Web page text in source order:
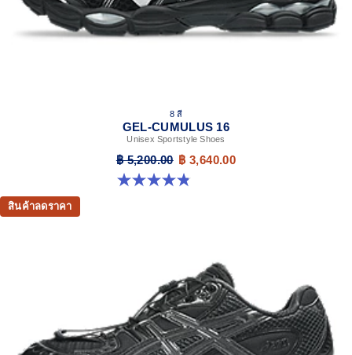
8 สี
GEL-CUMULUS 16
Unisex Sportstyle Shoes
฿ 5,200.00 ฿ 3,640.00
4.8 จาก 5 ดาว 224 รีวิว
สินค้าลดราคา